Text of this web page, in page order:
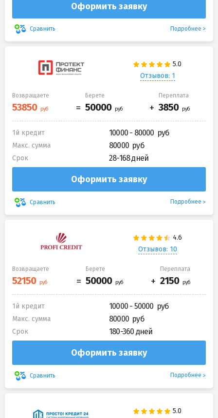
Оформить заявку
Сравнить Подробнее
Отзывов: 1
Возвращаете Берете Переплата
1й кредит 10000 - 80000
Макс. сумма 80000
Срок 28-168 дней
Оформить заявку
Сравнить Подробнее
Отзывов: 10
Возвращаете Берете Переплата
1й кредит 10000 - 50000
Макс. сумма 80000
Срок 180-360 дней
Оформить заявку
Сравнить Подробнее